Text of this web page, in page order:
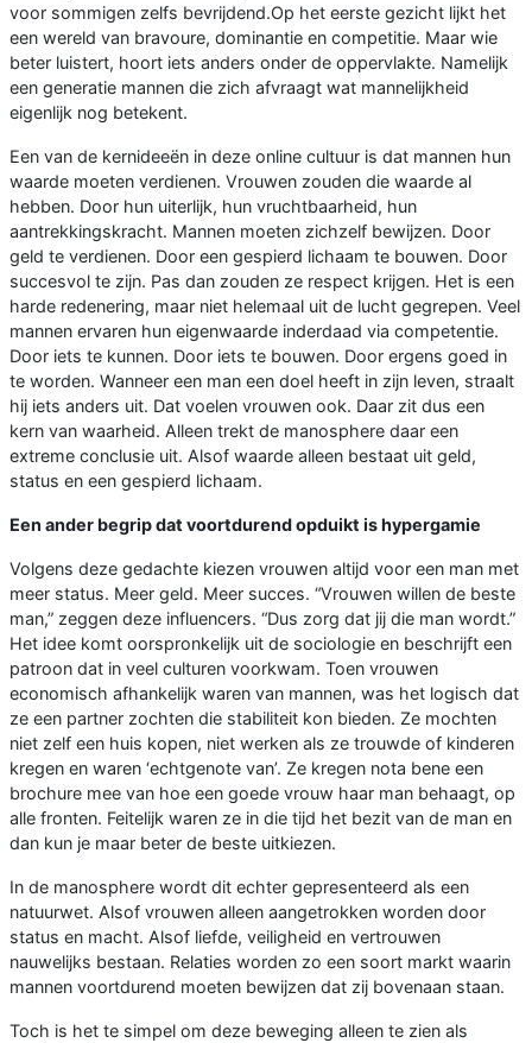
voor sommigen zelfs bevrijdend.Op het eerste gezicht lijkt het
een wereld van bravoure, dominantie en competitie. Maar wie
beter luistert, hoort iets anders onder de oppervlakte. Namelijk
een generatie mannen die zich afvraagt wat mannelijkheid
eigenlijk nog betekent.
Een van de kernideeën in deze online cultuur is dat mannen hun
waarde moeten verdienen. Vrouwen zouden die waarde al
hebben. Door hun uiterlijk, hun vruchtbaarheid, hun
aantrekkingskracht. Mannen moeten zichzelf bewijzen. Door
geld te verdienen. Door een gespierd lichaam te bouwen. Door
succesvol te zijn. Pas dan zouden ze respect krijgen. Het is een
harde redenering, maar niet helemaal uit de lucht gegrepen. Veel
mannen ervaren hun eigenwaarde inderdaad via competentie.
Door iets te kunnen. Door iets te bouwen. Door ergens goed in
te worden. Wanneer een man een doel heeft in zijn leven, straalt
hij iets anders uit. Dat voelen vrouwen ook. Daar zit dus een
kern van waarheid. Alleen trekt de manosphere daar een
extreme conclusie uit. Alsof waarde alleen bestaat uit geld,
status en een gespierd lichaam.
Een ander begrip dat voortdurend opduikt is hypergamie
Volgens deze gedachte kiezen vrouwen altijd voor een man met
meer status. Meer geld. Meer succes. “Vrouwen willen de beste
man,” zeggen deze influencers. “Dus zorg dat jij die man wordt.”
Het idee komt oorspronkelijk uit de sociologie en beschrijft een
patroon dat in veel culturen voorkwam. Toen vrouwen
economisch afhankelijk waren van mannen, was het logisch dat
ze een partner zochten die stabiliteit kon bieden. Ze mochten
niet zelf een huis kopen, niet werken als ze trouwde of kinderen
kregen en waren ‘echtgenote van’. Ze kregen nota bene een
brochure mee van hoe een goede vrouw haar man behaagt, op
alle fronten. Feitelijk waren ze in die tijd het bezit van de man en
dan kun je maar beter de beste uitkiezen.
In de manosphere wordt dit echter gepresenteerd als een
natuurwet. Alsof vrouwen alleen aangetrokken worden door
status en macht. Alsof liefde, veiligheid en vertrouwen
nauwelijks bestaan. Relaties worden zo een soort markt waarin
mannen voortdurend moeten bewijzen dat zij bovenaan staan.
Toch is het te simpel om deze beweging alleen te zien als